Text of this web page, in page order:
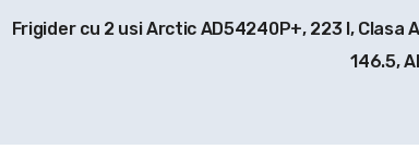
Frigider cu 2 usi Arctic AD54240P+, 223 l, Clasa
146.5,